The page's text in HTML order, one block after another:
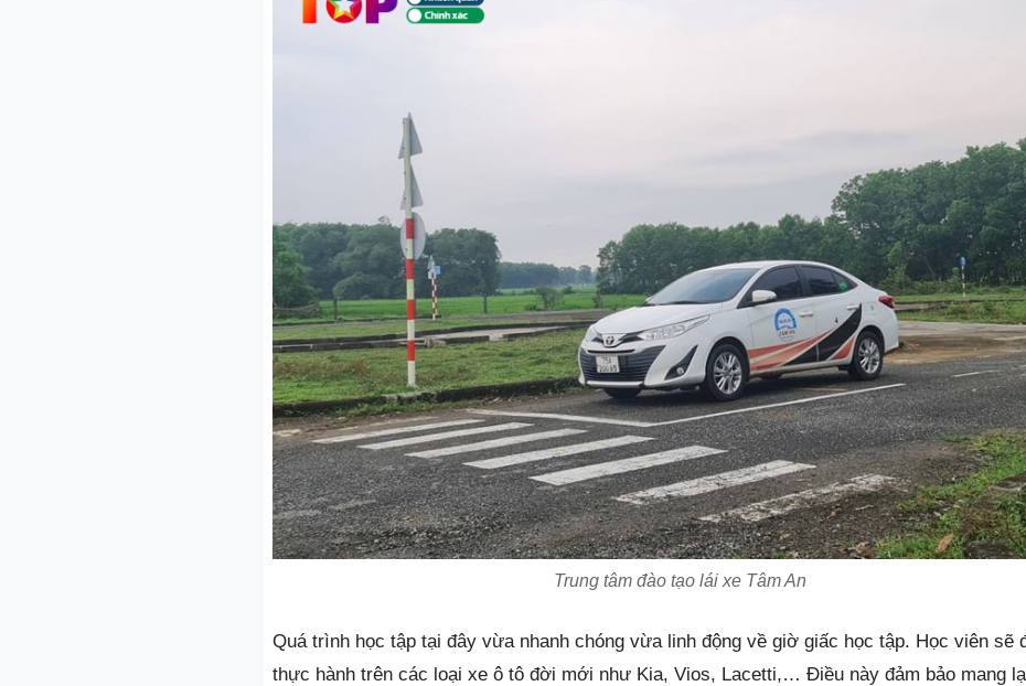
Trung tâm đào tạo lái xe Tâm An
Quá trình học tập tại đây vừa nhanh chóng vừa linh động về giờ giấc học tập. Học viên sẽ
thực hành trên các loại xe ô tô đời mới như Kia, Vios, Lacetti,… Điều này đảm bảo mang